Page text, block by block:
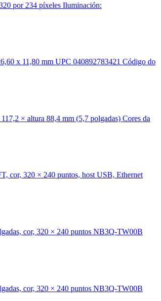
por 234 píxeles Iluminación:
x 11,80 mm UPC 040892783421 Código do
× altura 88,4 mm (5,7 polgadas) Cores da
cor, 320 × 240 puntos, host USB, Ethernet
cor, 320 × 240 puntos NB3Q-TW00B
cor, 320 × 240 puntos NB3Q-TW00B